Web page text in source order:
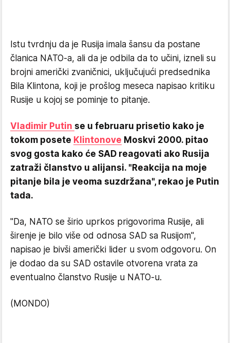
Istu tvrdnju da je Rusija imala šansu da postane
članica NATO-a, ali da je odbila da to učini, izneli su
brojni američki zvaničnici, uključujući predsednika
Bila Klintona, koji je prošlog meseca napisao kritiku
Rusije u kojoj se pominje to pitanje.
Vladimir Putin se u februaru prisetio kako je
tokom posete Klintonove Moskvi 2000. pitao
svog gosta kako će SAD reagovati ako Rusija
zatraži članstvo u alijansi. "Reakcija na moje
pitanje bila je veoma suzdržana", rekao je Putin
tada.
"Da, NATO se širio uprkos prigovorima Rusije, ali
širenje je bilo više od odnosa SAD sa Rusijom",
napisao je bivši američki lider u svom odgovoru. On
je dodao da su SAD ostavile otvorena vrata za
eventualno članstvo Rusije u NATO-u.
(MONDO)